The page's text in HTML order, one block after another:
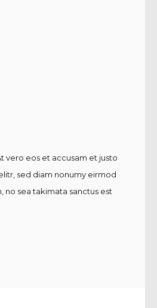
vero eos et accusam et justo
sed diam nonumy eirmod
sea takimata sanctus est